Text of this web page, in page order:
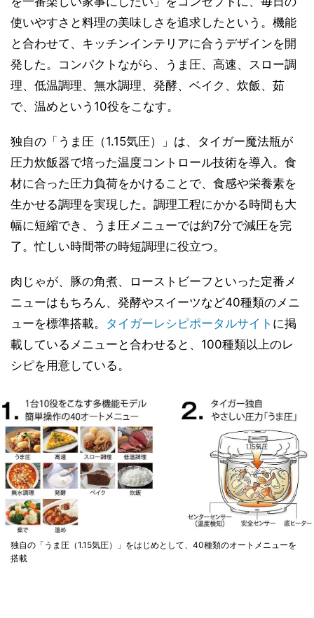
使いやすさと料理の美味しさを追求したという。機能
と合わせて、キッチンインテリアに合うデザインを開
発した。コンパクトながら、うま圧、高速、スロー調
理、低温調理、無水調理、発酵、ベイク、炊飯、茹
で、温めという10役をこなす。
独自の「うま圧（1.15気圧）」は、タイガー魔法瓶が
圧力炊飯器で培った温度コントロール技術を導入。食
材に合った圧力負荷をかけることで、食感や栄養素を
生かせる調理を実現した。調理工程にかかる時間も大
幅に短縮でき、うま圧メニューでは約7分で減圧を完
了。忙しい時間帯の時短調理に役立つ。
肉じゃが、豚の角煮、ローストビーフといった定番メ
ニューはもちろん、発酵やスイーツなど40種類のメニ
ューを標準搭載。 タイガーレシピポータルサイト に掲
載しているメニューと合わせると、100種類以上のレ
シピを用意している。
独自の「うま圧（1.15気圧）」をはじめとして、40種類のオートメニューを
搭載